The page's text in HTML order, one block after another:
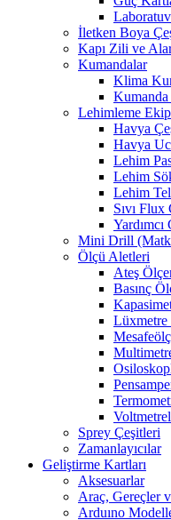
İletken Boya
Kapı Zili ve
Kumandalar
Klima
Lehimleme
Havya
Havya
Lehim
Lehim
Lehim
Sıvı Flux
Yardımcı
Mini Drill
Ölçü Aletleri
Ateş
Basınç
Lüxmetre
Sprey Çeşitleri
Zamanlayıcılar
Geliştirme Kartları
Aksesuarlar
Araç, Gereçler
Arduıno